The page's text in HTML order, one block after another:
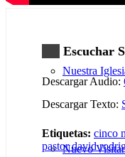
Nuestra
Nuevo
Escuchar
Descargar Audio:
Descargar Texto:
Etiquetas: cinco
pastor david